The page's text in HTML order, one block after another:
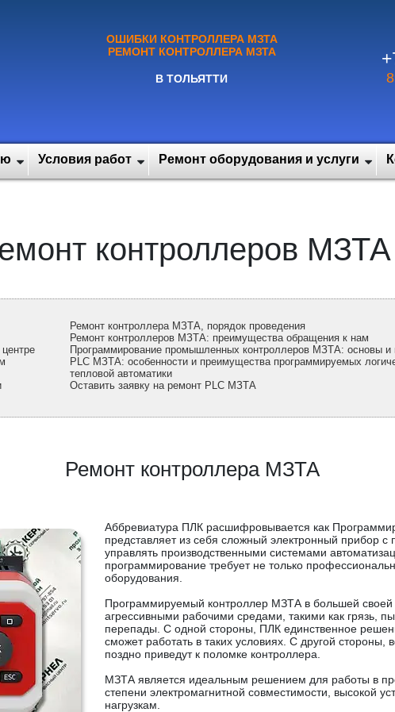
ОШИБКИ КОНТРОЛЛЕРА МЗТА
РЕМОНТ КОНТРОЛЛЕРА МЗТА
В ТОЛЬЯТТИ
Условия работ Ремонт оборудования и услуги
контроллеров МЗТА
Ремонт контроллера МЗТА, порядок проведения
Ремонт контроллеров МЗТА: преимущества обращения к нам
Программирование промышленных контроллеров МЗТА: основы и
PLC МЗТА: особенности и преимущества программируемых
тепловой автоматики
Оставить заявку на ремонт PLC МЗТА
Ремонт контроллера МЗТА
Аббревиатура ПЛК расшифровывается как
представляет из себя сложный электронный прибор
управлять производственными системами
программирование требует не только
оборудования.
Программируемый контроллер МЗТА в большей своей
агрессивными рабочими средами, такими как грязь,
перепады. С одной стороны, ПЛК единственное
сможет работать в таких условиях. С другой
поздно приведут к поломке контроллера.
МЗТА является идеальным решением для работы в
степени электромагнитной совместимости, высокой
нагрузкам.